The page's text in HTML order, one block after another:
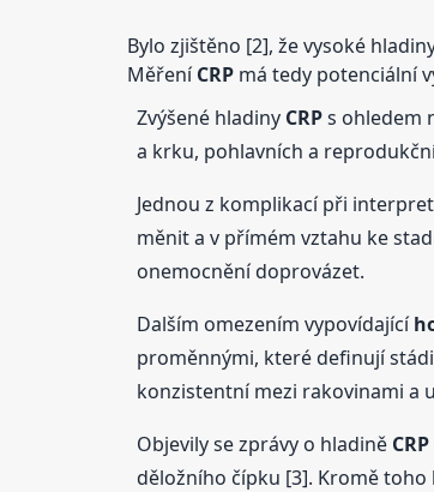
Bylo zjištěno [2], že vysoké
MěřeníCRPmá tedy potenciální
Zvýšené hladiny CRPs ohledem
a krku, pohlavních a
Jednou z komplikací při
měnit a v přímém vztahu ke
onemocnění doprovázet.
Dalším omezením vypovídající
proměnnými, které definují
konzistentní mezi rakovinami a
Objevily se zprávy o hladině CRP
děložního čípku [3]. Kromě